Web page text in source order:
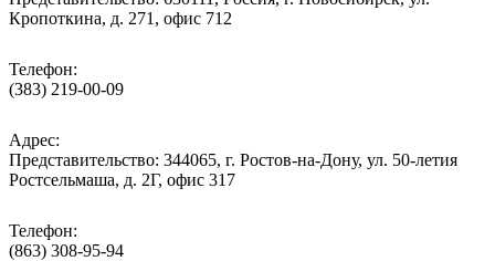
Кропоткина, д. 271, офис 712
Телефон:
(383) 219-00-09
Адрес:
Представительство: 344065, г. Ростов-на-Дону, ул. 50-летия
Ростсельмаша, д. 2Г, офис 317
Телефон:
(863) 308-95-94